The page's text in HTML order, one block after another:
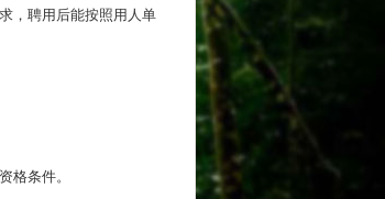
，聘用后能按照用人单
格条件。